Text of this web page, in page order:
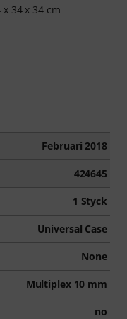
34 x 34 cm
Februari 2018
424645
1 Styck
Universal Case
None
Multiplex 10 mm
no